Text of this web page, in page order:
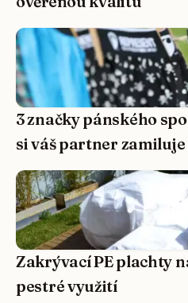
3 značky pánského
si váš partner zamiluje
Zakrývací PE plachty
pestré využití